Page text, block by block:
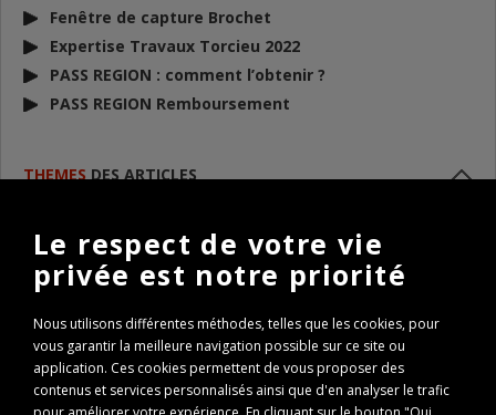
Fenêtre de capture Brochet
Expertise Travaux Torcieu 2022
PASS REGION : comment l’obtenir ?
PASS REGION Remboursement
THEMESDES ARTICLES
[+]année 2014
[+]Evénements 2015
[+]Evénements 2017
[+]Evénements 2018
[+]Evénements 2019
Le respect de votre vie
privée est notre priorité
Nous utilisons différentes méthodes, telles que les cookies, pour
vous garantir la meilleure navigation possible sur ce site ou
application. Ces cookies permettent de vous proposer des
contenus et services personnalisés ainsi que d'en analyser le trafic